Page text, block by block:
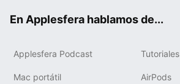
En Applesfera hablamos de...
Applesfera Podcast Tutoriales
Mac portátil AirPods